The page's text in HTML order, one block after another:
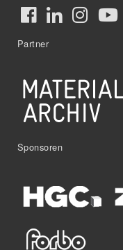
Partner
Sponsoren